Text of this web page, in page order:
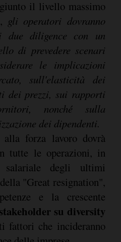
il livello massimo
gli operatori dovranno
diligence con un
di prevedere scenari
le implicazioni
sull'elasticità dei
dei prezzi, sui rapporti
nonché sulla
dei dipendenti.
forza lavoro dovrà
tutte le operazioni, in
degli ultimi
"Great resignation",
e la crescente
su diversity
fattori che incideranno